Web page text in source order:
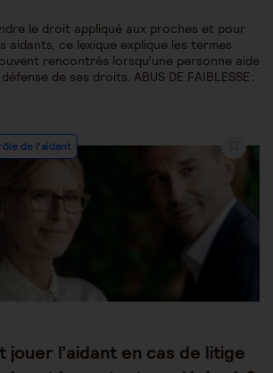
le droit appliqué aux proches et pour
aidants, ce lexique explique les termes
rencontrés lorsqu’une personne aide
de ses droits. ABUS DE FAIBLESSE :
de l'aidant
jouer l’aidant en cas de litige